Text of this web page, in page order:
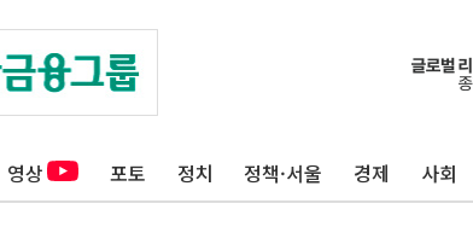
영상 포토 정치 정책·서울 경제 사회